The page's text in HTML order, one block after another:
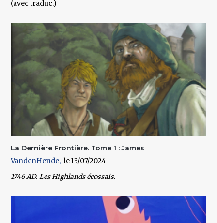
(avec traduc.)
La Dernière Frontière. Tome 1 : James
VandenHende
13/07/2024
1746 AD. Les Highlands écossais.